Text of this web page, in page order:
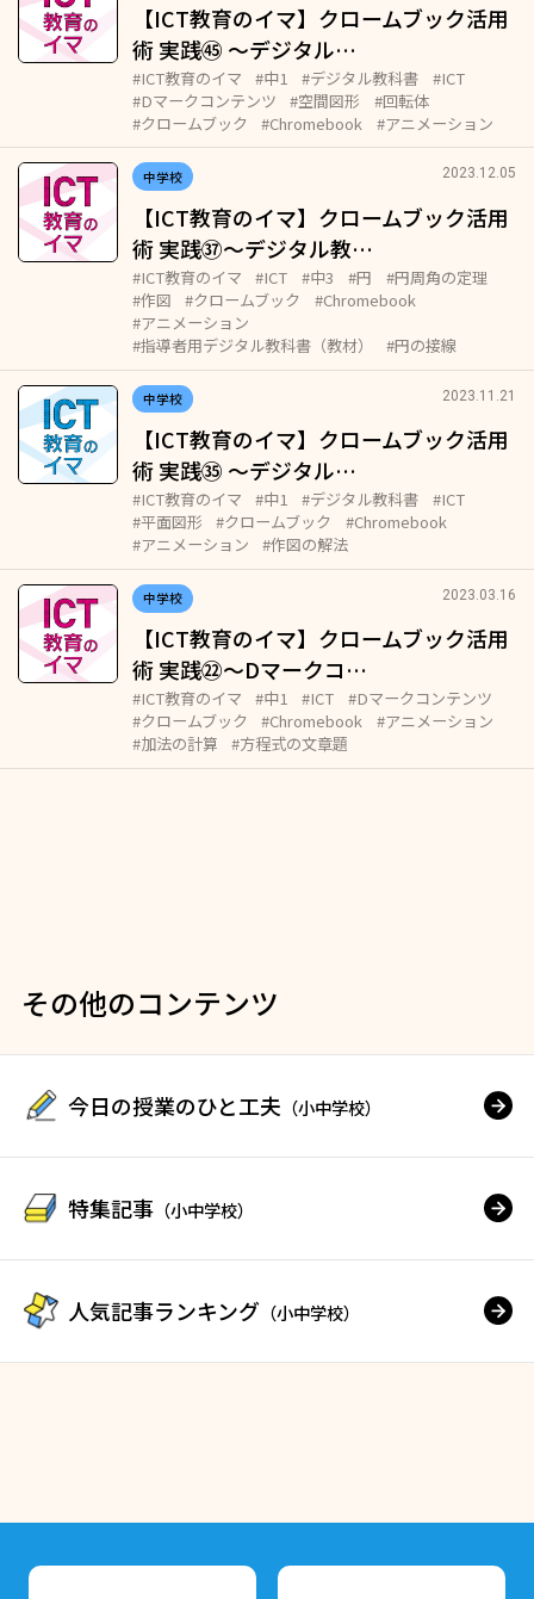
【ICT教育のイマ】クロームブック活用
術 実践㊺ ～デジタル…
#ICT教育のイマ #中1 #デジタル教科書
#ICT
#Dマークコンテンツ
#空間図形
#回転体
#クロームブック
#Chromebook #アニメーション
中学校 2023.12.05
【ICT教育のイマ】クロームブック活用
術 実践㊲～デジタル教…
#ICT教育のイマ #ICT #中3 #円
#円周角の定理
#作図
#クロームブック
#Chromebook
#アニメーション
#指導者用デジタル教科書（教材）
#円の接線
中学校 2023.11.21
【ICT教育のイマ】クロームブック活用
術 実践㉟ ～デジタル…
#ICT教育のイマ #中1 #デジタル教科書
#ICT
#平面図形
#クロームブック
#Chromebook
#アニメーション
#作図の解法
中学校 2023.03.16
【ICT教育のイマ】クロームブック活用
術 実践㉒～Dマークコ…
#ICT教育のイマ #中1 #ICT
#Dマークコンテンツ
#クロームブック
#Chromebook
#アニメーション
#加法の計算
#方程式の文章題
その他のコンテンツ
今日の授業のひと工夫 （小中学校）
特集記事 （小中学校）
人気記事ランキング （小中学校）